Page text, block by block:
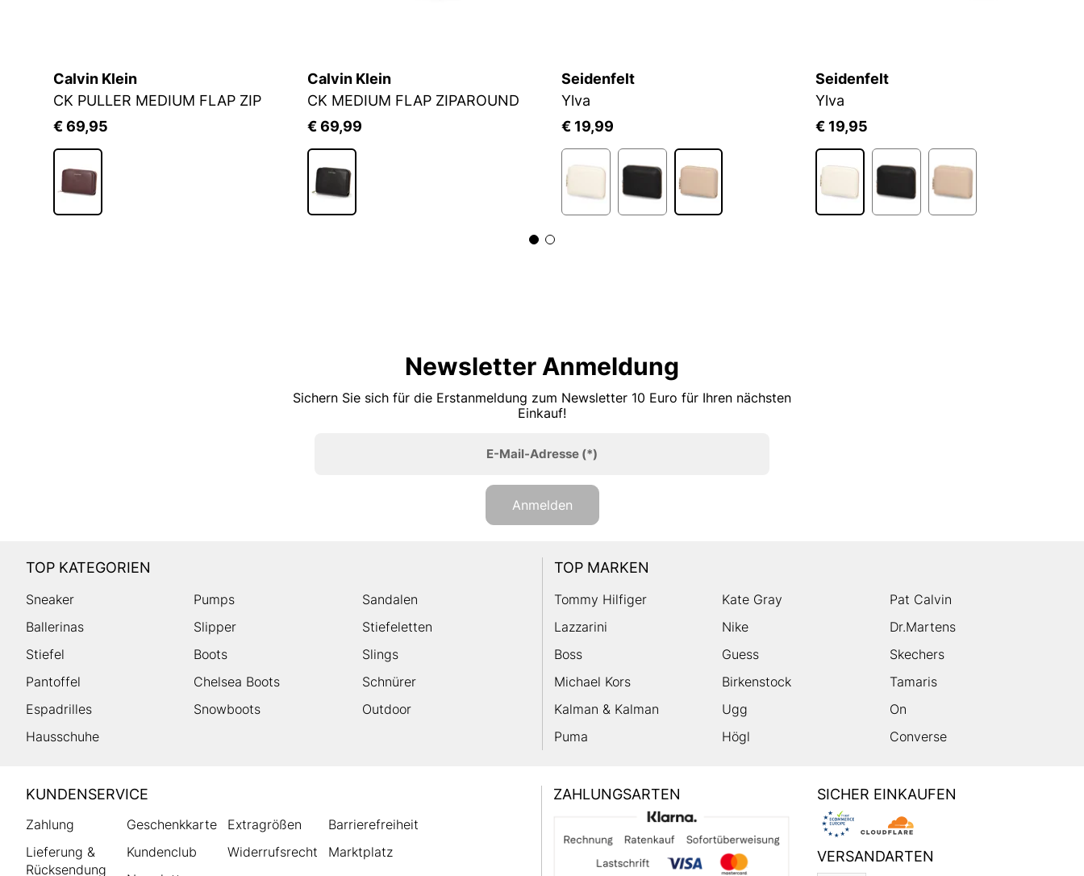
Calvin Klein
CK PULLER MEDIUM FLAP ZIP
€ 69,95
Calvin Klein
CK MEDIUM FLAP ZIPAROUND
€ 69,99
Seidenfelt
Ylva
€ 19,99
Seidenfelt
Ylva
€ 19,95
Newsletter Anmeldung
Sichern Sie sich für die Erstanmeldung zum Newsletter 10 Euro für Ihren nächsten
Einkauf!
E-Mail-Adresse(*)
Anmelden
TOP KATEGORIEN
Sneaker Pumps
Sandalen
Ballerinas
Slipper
Stiefeletten
Stiefel
Boots
Slings
Pantoffel
Chelsea Boots
Schnürer
Espadrilles
Snowboots
Outdoor
Hausschuhe
TOP MARKEN
Tommy Hilfiger Kate Gray
Pat Calvin
Lazzarini
Nike
Dr.Martens
Boss
Guess
Skechers
Michael Kors
Birkenstock
Tamaris
Kalman & Kalman
Ugg
On
Puma
Högl Converse
HUMANIC
Footer
KUNDENSERVICE
Zahlung
Lieferung &
Rücksendung
Geschenkkarte
Kundenclub
Extragrößen
Widerrufsrecht
Barrierefreiheit
Marktplatz
ZAHLUNGSARTEN SICHER EINKAUFEN
VERSANDARTEN